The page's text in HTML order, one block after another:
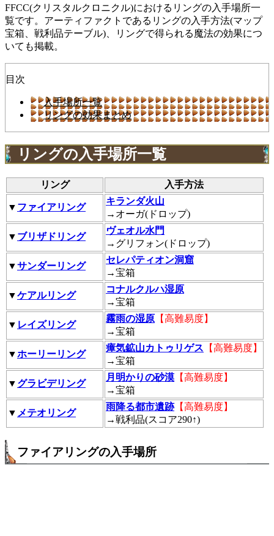
FFCC(クリスタルクロニクル)におけるリングの入手場所一
覧です。アーティファクトであるリングの入手方法(マップ
宝箱、戦利品テーブル)、リングで得られる魔法の効果につ
いても掲載。
目次
入手場所一覧
リングの効果まとめ
リングの入手場所一覧
リング 入手方法
▼ ファイアリング
キランダ火山
→オーガ(ドロップ)
▼ ブリザドリング
ヴェオル水門
→グリフォン(ドロップ)
▼サンダーリング
セレパティオン洞窟
→宝箱
▼ケアルリング
コナルクルハ湿原
→宝箱
▼ レイズリング
霧雨の湿原 【高難易度】
→宝箱
▼ホーリーリング
瘴気鉱山カトゥリゲス 【高難易度】
→宝箱
▼ グラビデリング
月明かりの砂漠 【高難易度】
→宝箱
▼ メテオリング
雨降る都市遺跡【高難易度】
→戦利品(スコア290↑)
ファイアリングの入手場所